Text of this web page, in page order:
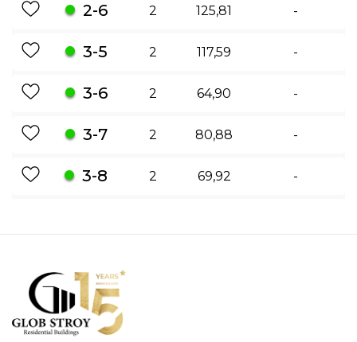
2-6 2 125,81 -
3-5 2 117,59 -
3-6 2 64,90 -
3-7 2 80,88 -
3-8 2 69,92 -